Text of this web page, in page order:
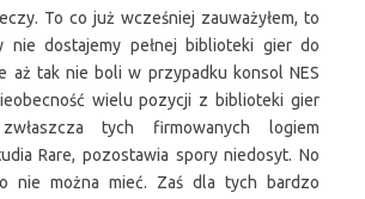
To co już wcześniej zauważyłem, to
nie dostajemy pełnej biblioteki gier do
aż tak nie boli w przypadku konsol NES
wielu pozycji z biblioteki gier
tych firmowanych logiem
Rare, pozostawia spory niedosyt. No
nie można mieć. Zaś dla tych bardzo